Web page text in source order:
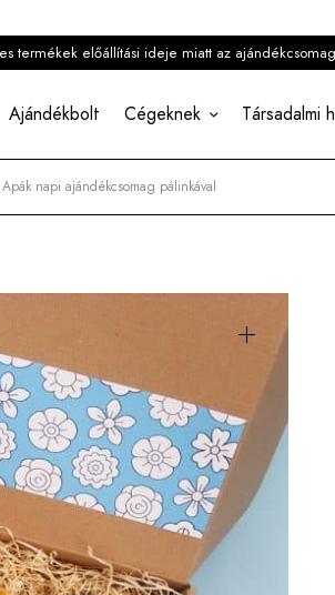
termékek előállítási ideje miatt az
Ajándékbolt Cégeknek Társadalmi
Apák napi ajándékcsomag pálinkával